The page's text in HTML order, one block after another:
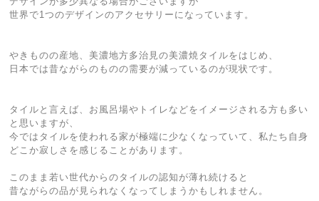
世界で1つのデザインのアクセサリーになっています。
やきものの産地、美濃地方多治見の美濃焼タイルをはじめ、
日本では昔ながらのものの需要が減っているのが現状です。
タイルと言えば、お風呂場やトイレなどをイメージされる方も多い
と思いますが、
今ではタイルを使われる家が極端に少なくなっていて、私たち自身
どこか寂しさを感じることがあります。
このまま若い世代からのタイルの認知が薄れ続けると
昔ながらの品が見られなくなってしまうかもしれません。